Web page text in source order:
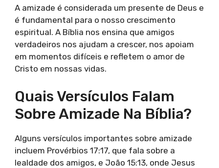
A amizade é considerada um presente de Deus e
é fundamental para o nosso crescimento
espiritual. A Bíblia nos ensina que amigos
verdadeiros nos ajudam a crescer, nos apoiam
em momentos difíceis e refletem o amor de
Cristo em nossas vidas.
Quais Versículos Falam
Sobre Amizade Na Bíblia?
Alguns versículos importantes sobre amizade
incluem Provérbios 17:17, que fala sobre a
lealdade dos amigos, e João 15:13, onde Jesus